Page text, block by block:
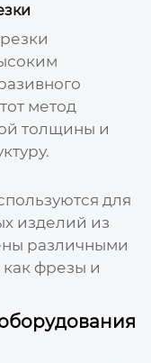
метод
толщины и
для
изделий из
различными
фрезы и